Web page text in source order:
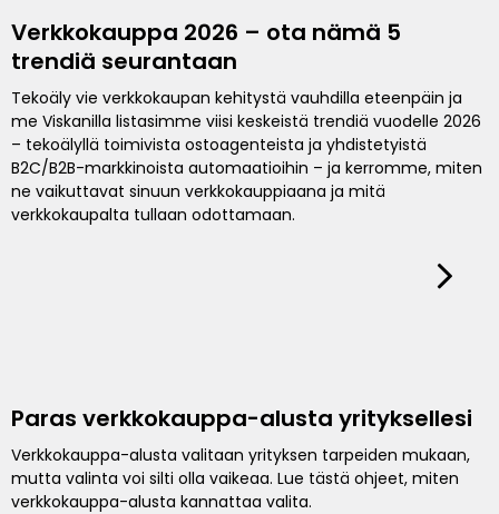
Verkkokauppa 2026 – ota nämä 5
trendiä seurantaan
Tekoäly vie verkkokaupan kehitystä vauhdilla eteenpäin ja
me Viskanilla listasimme viisi keskeistä trendiä vuodelle 2026
– tekoälyllä toimivista ostoagenteista ja yhdistetyistä
B2C/B2B-markkinoista automaatioihin – ja kerromme, miten
ne vaikuttavat sinuun verkkokauppiaana ja mitä
verkkokaupalta tullaan odottamaan.
Paras verkkokauppa-alusta yrityksellesi
Verkkokauppa-alusta valitaan yrityksen tarpeiden mukaan,
mutta valinta voi silti olla vaikeaa. Lue tästä ohjeet, miten
verkkokauppa-alusta kannattaa valita.